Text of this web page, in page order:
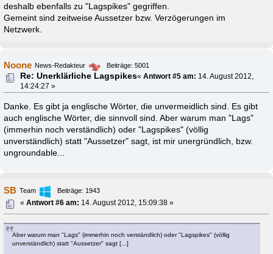
deshalb ebenfalls zu "Lagspikes" gegriffen.
Gemeint sind zeitweise Aussetzer bzw. Verzögerungen im
Netzwerk.
Noone News-Redakteur Beiträge: 5001
Re: Unerklärliche Lagspikes«Antwort #5 am: 14. August 2012,
14:24:27 »
Danke. Es gibt ja englische Wörter, die unvermeidlich sind. Es gibt
auch englische Wörter, die sinnvoll sind. Aber warum man "Lags"
(immerhin noch verständlich) oder "Lagspikes" (völlig
unverständlich) statt "Aussetzer" sagt, ist mir unergründlich, bzw.
ungroundable...
SB Team
Beiträge: 1943
«Antwort #6 am: 14. August 2012, 15:09:38 »
Aber warum man "Lags" (immerhin noch verständlich) oder "Lagspikes" (völlig
unverständlich) statt "Aussetzer" sagt [...]